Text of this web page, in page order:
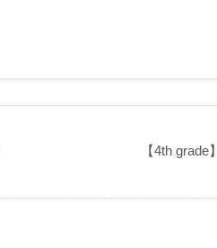
【4th